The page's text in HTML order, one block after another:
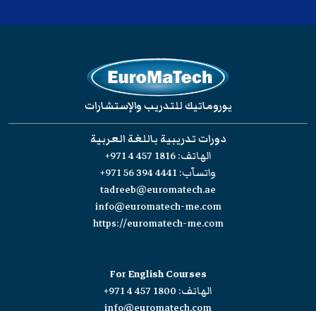
يوروماتيك للتدريب والإستشارات
دورات تدريبية باللغة العربية
الهاتف:+971 4 457 1816
واتسآب:+971 56 394 4441
tadreeb@euromatech.ae
info@euromatech-me.com
https://euromatech-me.com
For English Courses
الهاتف: +971 4 457 1800
info@euromatech.com